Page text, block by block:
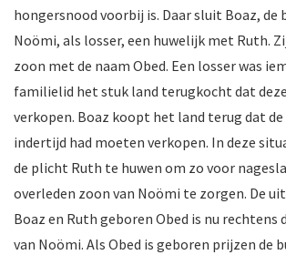
hongersnood voorbij is. Daar sluit Boaz, de
Noömi, als losser, een huwelijk met Ruth.
zoon met de naam Obed. Een losser was
familielid het stuk land terugkocht dat
verkopen. Boaz koopt het land terug dat
indertijd had moeten verkopen. In deze
de plicht Ruth te huwen om zo voor
overleden zoon van Noömi te zorgen. De
Boaz en Ruth geboren Obed is nu rechtens
van Noömi. Als Obed is geboren prijzen de